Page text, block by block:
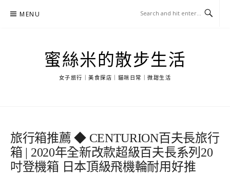
MENU
蜜絲米的散步生活
女子旅行｜美食探店｜貓咪日常｜微甜生活
旅行箱推薦 ◆ CENTURION百夫長旅行
箱 | 2020年全新改款超級百夫長系列20
吋登機箱 日本頂級飛機輪耐用好推